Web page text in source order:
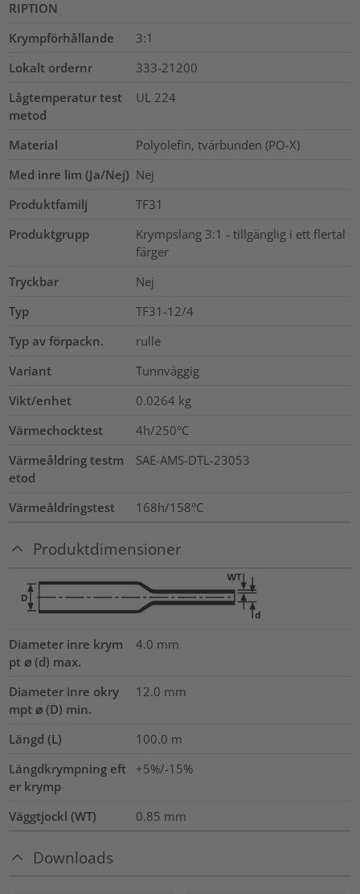
RIPTION
Krympförhållande
3:1
Lokalt ordernr
333-21200
Lågtemperatur test
metod
UL 224
Material
Polyolefin, tvärbunden (PO-X)
Med inre lim (Ja/Nej) Nej
Produktfamilj
TF31
Produktgrupp
Krympslang 3:1 - tillgänglig i ett flertal
färger
Tryckbar
Nej
Typ
TF31-12/4
Typ av förpackn.
rulle
Variant
Tunnväggig
Vikt/enhet
0.0264 kg
Värmechocktest
4h/250°C
Värmeåldring testm
etod
SAE-AMS-DTL-23053
Värmeåldringstest 168h/158°C
Produktdimensioner
Diameter inre krym
pt ⌀ (d) max.
4.0 mm
Diameter inre okry
mpt ⌀ (D) min.
12.0 mm
Längd (L) 100.0 m
Längdkrympning eft
er krymp
+5%/-15%
Väggtjockl (WT) 0.85 mm
Downloads